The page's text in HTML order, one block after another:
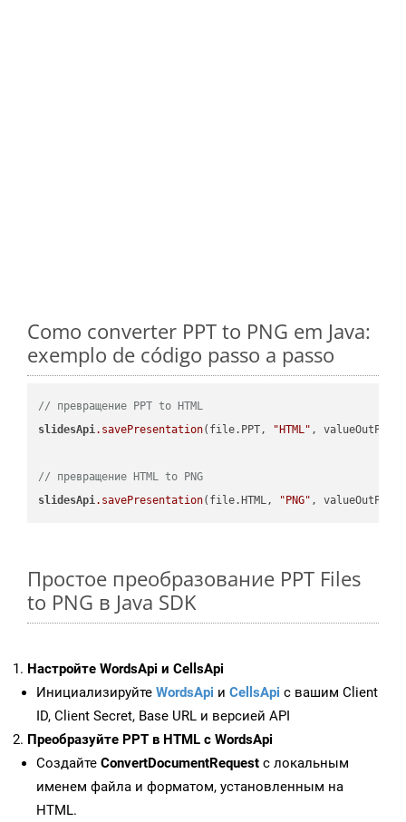
Como converter PPT to PNG em Java:
exemplo de código passo a passo
// превращение PPT to HTML
slidesApi.savePresentation(file.PPT, "HTML" ,
// превращение HTML to PNG
slidesApi.savePresentation(file.HTML, "PNG"
Простое преобразование PPT Files
to PNG в Java SDK
Настройте WordsApi и CellsApi
Инициализируйте WordsApi и CellsApi с вашим Client
ID, Client Secret, Base URL и версией API
Преобразуйте PPT в HTML с WordsApi
Создайте ConvertDocumentRequest с локальным
именем файла и форматом, установленным на
HTML.